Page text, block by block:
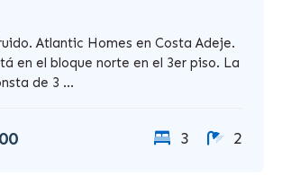
Atlantic Homes en Costa Adeje.
en el bloque norte en el 3er piso. La
de 3 ...
3 2